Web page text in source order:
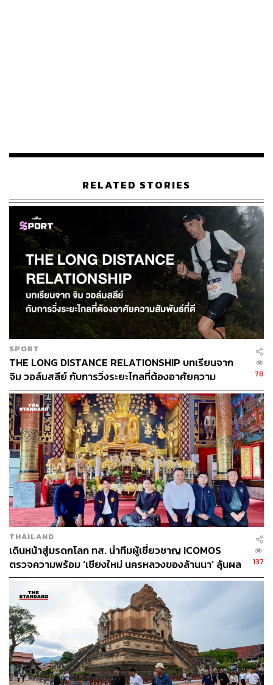
นครสวรรค์ น้ำท่วมขังในพื้นที่ 3 อำเภอ ได้แก่ อำเภอ
ระดับน้ำลดลง
ลพบุรี น้ำท่วมขังในพื้นที่ 3 อำเภอ ได้แก่ อำเภอเมือง
ลพบุรี อำเภอบ้านหมี่ และอำเภอโคกสำโรง ระดับน้ำ
ลดลง
สระบุรี น้ำท่วมขังในพื้นที่ 2 อำเภอ ได้แก่ อำเภอ
บ้านหมอ และอำเภอหนองโดน ระดับน้ำลดลง
สุพรรณบุรี ปัจจุบันยังมีน้ำท่วมขังในพื้นที่ 2 อำเภอ
ได้แก่ อำเภอบางปลาม้า และอำเภอสองพี่น้อง ได้
ระบายน้ำจากประตูน้ำสําเภาทองลงสู่แม่น้ำท่าจีน
ระดับน้ำลดลง
สิงห์บุรี น้ำท่วมขังในพื้นที่ 3 อำเภอ ได้แก่ อำเภอ
อินทร์บุรี อำเภอเมืองสิงห์บุรี และอำเภอพรหมบุรี ระดับ
น้ำลดลง
อ่างทอง น้ำท่วมขังในพื้นที่ 5 อำเภอ ได้แก่ อำเภอเมือง
อ่างทอง, อำเภอไชโย, อำเภอป่าโมก, อำเภอ
วิเศษชัยชาญ และอำเภอสามโก้ ยังคงมีน้ำท่วมขังใน
พื้นที่ลุ่มต่ำแม่น้ำเจ้าพระยา แม่น้ำน้อย และคลอง
โผงเผง ระดับน้ำลดลง
พระนครศรีอยุธยา น้ำจากแม่น้ำเจ้าพระยาเอ่อล้นตลิ่ง
เข้าท่วมในพื้นที่ 10 อำเภอ ได้แก่ อำเภอผักไห่, อำเภอ
เสนา, อำเภอบางบาล, อำเภอพระนครศรีอยุธยา,
อำเภอบางไทร, อำเภอบางปะอิน, อำเภอมหาราช,
อำเภอนครหลวง, อำเภอบางปะหัน และอำเภอบางซ้าย
ปัจจุบันยังคงมีน้ำท่วมขังในพื้นที่ลุ่มต่ำแม่น้ำเจ้าพระยา
แม่น้ำน้อย คลองโผงเผง และคลองบางบาล ซึ่งอยู่นอก
คันกั้นน้ำ ระดับน้ำลดลง
RELATED STORIES
SPORT
THE LONG DISTANCE RELATIONSHIP บทเรียนจาก
จิม วอล์มสลีย์ กับการวิ่งระยะไกลที่ต้องอาศัยความ
สัมพันธ์ที่ดี
78
THAILAND
เดินหน้าสู่มรดกโลก ทส. นำทีมผู้เชี่ยวชาญ ICOMOS
ตรวจความพร้อม ‘เชียงใหม่ นครหลวงของล้านนา’ ลุ้นผล
พิจารณาปีหน้า
137